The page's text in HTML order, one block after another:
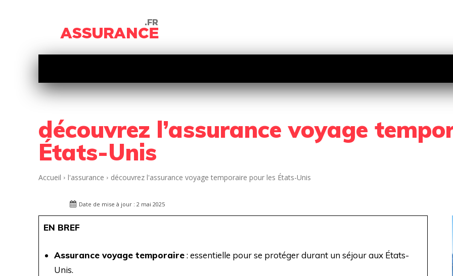
découvrez l’assurance voyage
États-Unis
Accueil l'assurance découvrez l'assurance voyage temporaire pour les États-Unis
Date de mise à jour : 2 mai 2025
EN BREF
Assurance voyage temporaire: essentielle pour se protéger durant un séjour aux États-
Unis.